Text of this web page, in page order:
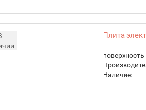
Плита
Наличие: